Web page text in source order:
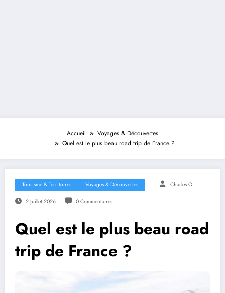
Accueil
Voyages & Découvertes
Quel est le plus beau road trip de France ?
Tourisme & Territoires Voyages & Découvertes Charles O
2 Juillet 2026 0 Commentaires
Quel est le plus beau road
trip de France ?